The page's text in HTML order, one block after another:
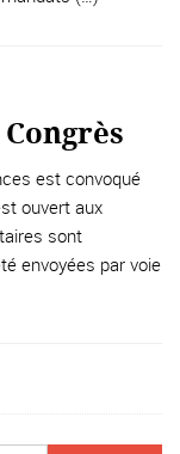
est convoqué
ouvert aux
sont
envoyées par voie